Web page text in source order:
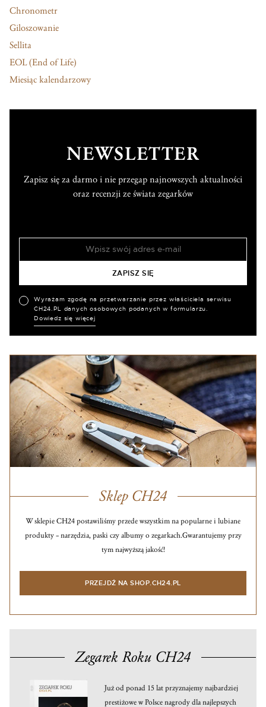
Chronometr
Giloszowanie
Sellita
EOL (End of Life)
Miesiąc kalendarzowy
NEWSLETTER
Zapisz się za darmo i nie przegap najnowszych aktualności
oraz recenzji ze świata zegarków
Wyrażam zgodę na przetwarzanie przez właściciela serwisu
CH24.PL danych osobowych podanych w formularzu.
Dowiedz się więcej
Sklep CH24
W sklepie CH24 postawiliśmy przede wszystkim na popularne i lubiane
produkty – narzędzia, paski czy albumy o zegarkach.Gwarantujemy przy
tym najwyższą jakość!
PRZEJDŹ NA SHOP.CH24.PL
Zegarek Roku CH24
Już od ponad 15 lat przyznajemy najbardziej
prestiżowe w Polsce nagrody dla najlepszych